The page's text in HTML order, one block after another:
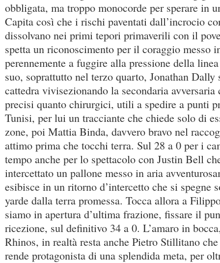
obbligata, ma troppo monocorde per sperare in
Capita così che i rischi paventati dall’incrocio
dissolvano nei primi tepori primaverili con il
spetta un riconoscimento per il coraggio messo
perennemente a fuggire alla pressione della
suo, soprattutto nel terzo quarto, Jonathan Dally
cattedra vivisezionando la secondaria
precisi quanto chirurgici, utili a spedire a punti
Tunisi, per lui un tracciante che chiede solo di
zone, poi Mattia Binda, davvero bravo nel
attimo prima che tocchi terra. Sul 28 a 0 per i
tempo anche per lo spettacolo con Justin Bell
intercettato un pallone messo in aria
esibisce in un ritorno d’intercetto che si spegne
yarde dalla terra promessa. Tocca allora a
siamo in apertura d’ultima frazione, fissare il
ricezione, sul definitivo 34 a 0. L’amaro in
Rhinos, in realtà resta anche Pietro Stillitano
rende protagonista di una splendida meta, per